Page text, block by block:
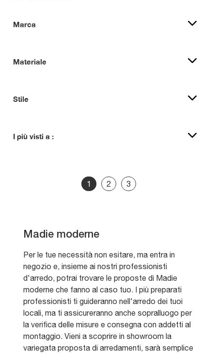
Marca
Materiale
Stile
I più visti a :
1 2 3
Madie moderne
Per le tue necessità non esitare, ma entra in
negozio e, insieme ai nostri professionisti
d'arredo, potrai trovare le proposte di Madie
moderne che fanno al caso tuo. I più preparati
professionisti ti guideranno nell'arredo dei tuoi
locali, ma ti assicureranno anche sopralluogo per
la verifica delle misure e consegna con addetti al
montaggio. Vieni a scoprire in showroom la
variegata proposta di arredamenti, sarà semplice